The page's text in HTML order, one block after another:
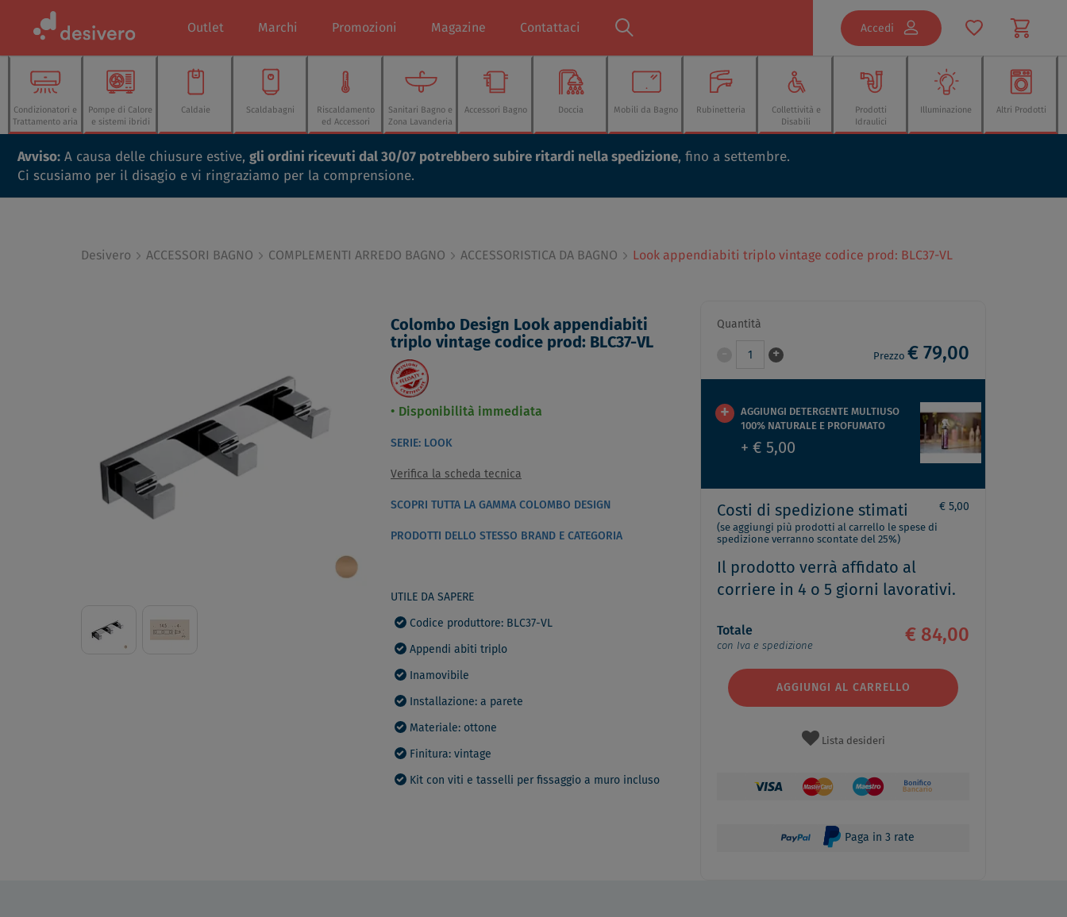
Outlet Marchi Promozioni Magazine Contattaci Accedi
Condizionatori e
Trattamento aria
Pompe di Calore
e sistemi ibridi
Caldaie Scaldabagni
Riscaldamento
ed Accessori
Sanitari Bagno e
Zona Lavanderia
Accessori Bagno Doccia Mobili da Bagno Rubinetteria
Collettività e
Disabili
Prodotti
Idraulici
Illuminazione Altri Prodotti
Avviso: A causa delle chiusure estive, gli ordini ricevuti dal 30/07 potrebbero subire ritardi nella spedizione, fino a settembre.
Ci scusiamo per il disagio e vi ringraziamo per la comprensione.
Desivero ACCESSORI BAGNO COMPLEMENTI ARREDO BAGNO ACCESSORISTICA DA BAGNO Look appendiabiti triplo vintage codice prod: BLC37-VL
Colombo Design Look appendiabiti
triplo vintage codice prod: BLC37-VL
Disponibilità immediata
SERIE: LOOK
Verifica la scheda tecnica
SCOPRI TUTTA LA GAMMA COLOMBO DESIGN
PRODOTTI DELLO STESSO BRAND E CATEGORIA
UTILE DA SAPERE
Codice produttore: BLC37-VL
Appendi abiti triplo
Inamovibile
Installazione: a parete
Materiale: ottone
Finitura: vintage
Kit con viti e tasselli per fissaggio a muro incluso
Quantità
1 + Prezzo € 79,00
AGGIUNGI DETERGENTE MULTIUSO
100% NATURALE E PROFUMATO
+ € 5,00
Costi di spedizione stimati € 5,00
(se aggiungi più prodotti al carrello le spese di
spedizione verranno scontate del 25%)
Il prodotto verrà affidato al
corriere in 4 o 5 giorni lavorativi.
Totale
con Iva e spedizione
€ 84,00
AGGIUNGI AL CARRELLO
Lista desideri
Paga in 3 rate